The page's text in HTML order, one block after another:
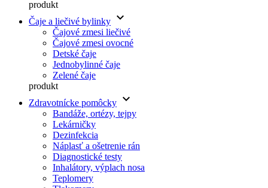
produkt
Čaje a liečivé bylinky keyboard_arrow_down
Čajové zmesi liečivé
Čajové zmesi ovocné
Detské čaje
Jednobylinné čaje
Zelené čaje
produkt
Zdravotnícke pomôcky keyboard_arrow_down
Bandáže, ortézy, tejpy
Lekárničky
Dezinfekcia
Náplasť a ošetrenie rán
Diagnostické testy
Inhalátory, výplach nosa
Teplomery